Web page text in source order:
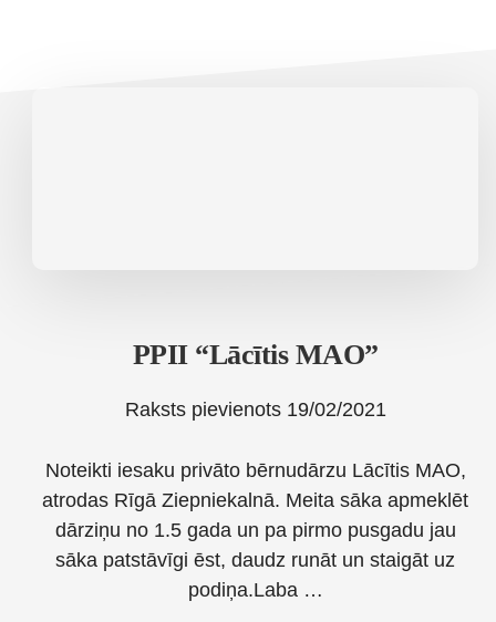
PPII “Lācītis MAO”
Raksts pievienots 19/02/2021
Noteikti iesaku privāto bērnudārzu Lācītis MAO,
atrodas Rīgā Ziepniekalnā. Meita sāka apmeklēt
dārziņu no 1.5 gada un pa pirmo pusgadu jau
sāka patstāvīgi ēst, daudz runāt un staigāt uz
podiņa.Laba …